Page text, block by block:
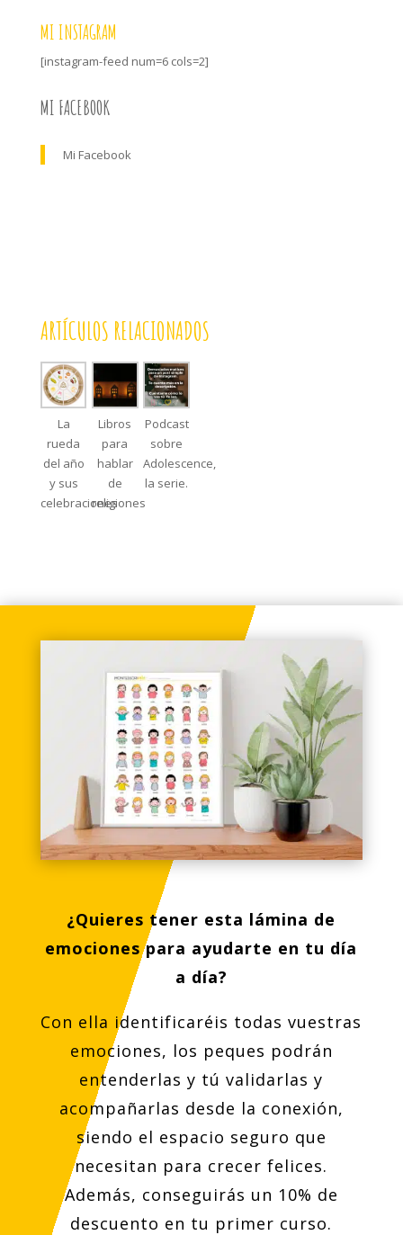
MI INSTAGRAM
[instagram-feed num=6 cols=2]
MI FACEBOOK
Mi Facebook
ARTÍCULOS RELACIONADOS
La
rueda
del año
y sus
celebraciones
Libros
para
hablar
de
religiones
Podcast
sobre
Adolescence,
la serie.
¿Quieres tener esta lámina de
emociones para ayudarte en tu día
a día?
Con ella identificaréis todas vuestras
emociones, los peques podrán
entenderlas y tú validarlas y
acompañarlas desde la conexión,
siendo el espacio seguro que
necesitan para crecer felices.
Además, conseguirás un 10% de
descuento en tu primer curso.